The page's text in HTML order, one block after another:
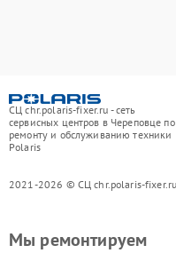
СЦ chr.polaris-fixer.ru - сеть
сервисных центров в Череповце по
ремонту и обслуживанию техники
Polaris
2021-2026 © СЦ chr.polaris-fixer.ru
Мы ремонтируем